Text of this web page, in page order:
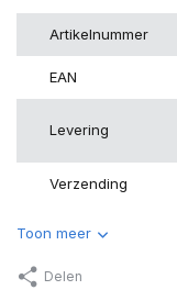
Artikelnummer
EAN
Levering
Verzending
Toon meer
Delen